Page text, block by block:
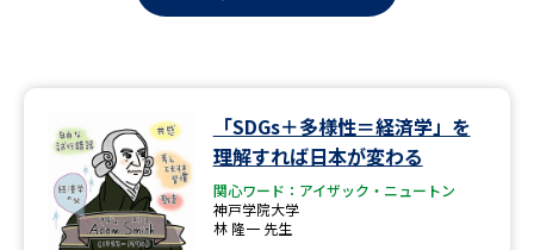
総合型選抜・学校推薦型選抜 募
大学入学共通テスト利用選抜の
大学・短大以外の資料から請求
専門学校の資料請求 大学院の資料請求
「SDGs＋多様性＝経済学」を
理解すれば日本が変わる
関心ワード：アイザック・ニュートン
神戸学院大学
林 隆一 先生